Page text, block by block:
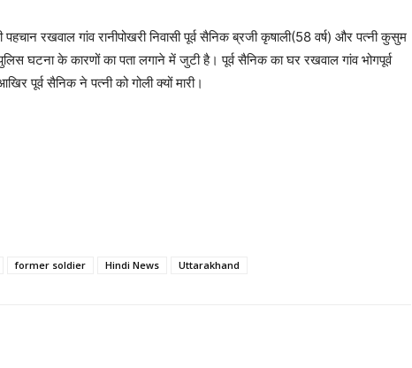
रखवाल गांव रानीपोखरी निवासी पूर्व सैनिक ब्रजी कृषाली(58 वर्ष) और पत्नी कुसुम
घटना के कारणों का पता लगाने में जुटी है। पूर्व सैनिक का घर रखवाल गांव भोगपूर्व
पूर्व सैनिक ने पत्नी को गोली क्यों मारी।
former soldier Hindi News Uttarakhand